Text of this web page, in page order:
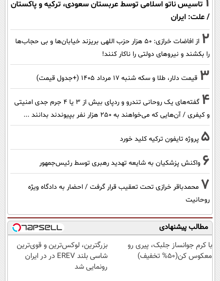
تاسیس ناتو اسلامی توسط عربستان سعودی، ترکیه و پاکستان
/ علت: ایران
2
از افاضات خرازی: ۵۰ هزار حزب اللهی بریزند خیابان‌ها و بی حجاب‌ها
را بکشند و نیرو‌های دولتی را ناکار کنند!
3 قیمت دلار، طلا و سکه شنبه ۱۷ مرداد ۱۴۰۵ (+جدول قیمت)
4
گفته‌های یک روحانی تندرو و ردپای بیش از ۳ یا ۴ جرم جدی امنیتی
و کیفری / آن‌هایی که می‌خواهند به ۲۵۰ هزار نفر بپیوندند بدانند ...
5 پروژه تایفون ترکیه کلید خورد
6 واکنش پزشکیان به شایعه تهدید رهبری توسط رئیس‌جمهور
7 محمدباقر خرازی تحت تعقیب قرار گرفت / احضار به دادگاه ویژه
روحانیت
مطالب پیشنهادی
با کرم جوانساز جلبک، پیری رو
معکوس کن(50% تخفیف)
بزرگترین، لوکس‌ترین و قوی‌ترین
شاسی بلند EREV در در ایران
رونمایی شد